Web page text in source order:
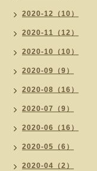
2020-12（10）
2020-11（12）
2020-10（10）
2020-09（9）
2020-08（16）
2020-07（9）
2020-06（16）
2020-05（6）
2020-04（2）